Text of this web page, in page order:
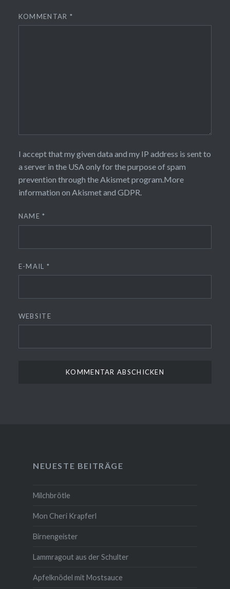
KOMMENTAR *
I accept that my given data and my IP address is sent to
a server in the USA only for the purpose of spam
prevention through theAkismetprogram.More
information on Akismet and GDPR.
NAME*
E-MAIL *
WEBSITE
NEUESTE BEITRÄGE
Milchbrötle
Mon Cheri Krapferl
Birnengeister
Lammragout aus der Schulter
Apfelknödel mit Mostsauce